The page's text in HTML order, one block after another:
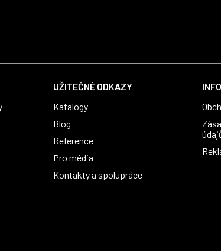
UŽITEČNÉ ODKAZY
Katalogy
Blog
Reference
Pro média
Kontakty a spolupráce